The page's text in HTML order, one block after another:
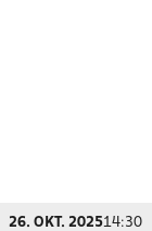
26. OKT. 202514:30